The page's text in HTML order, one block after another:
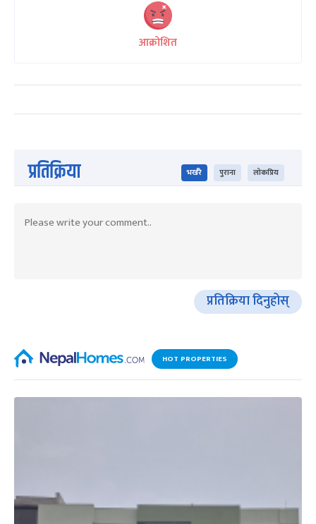
आक्रोशित
प्रतिक्रिया भर्खरै पुराना लोकप्रिय
प्रतिक्रिया दिनुहोस्
HOT PROPERTIES